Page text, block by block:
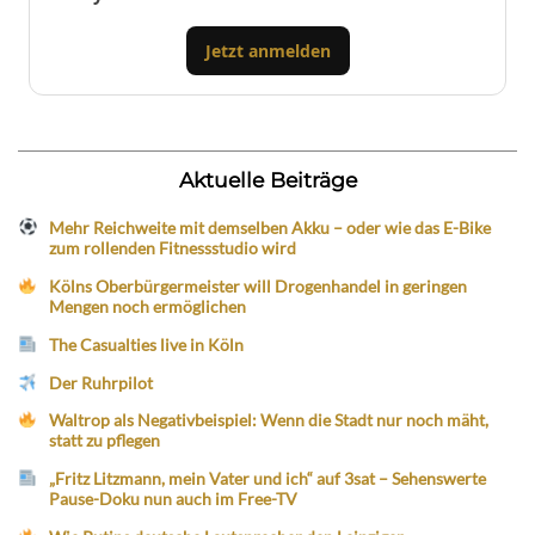
Jetzt anmelden
Aktuelle Beiträge
Mehr Reichweite mit demselben Akku – oder wie das E-Bike
zum rollenden Fitnessstudio wird
Kölns Oberbürgermeister will Drogenhandel in geringen
Mengen noch ermöglichen
The Casualties live in Köln
Der Ruhrpilot
Waltrop als Negativbeispiel: Wenn die Stadt nur noch mäht,
statt zu pflegen
„Fritz Litzmann, mein Vater und ich“ auf 3sat – Sehenswerte
Pause-Doku nun auch im Free-TV